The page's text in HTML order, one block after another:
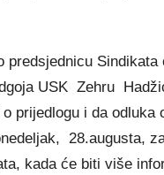
predsjednicu Sindikata
USK Zehru
prijedlogu i da odluka
28.augusta,
kada će biti više